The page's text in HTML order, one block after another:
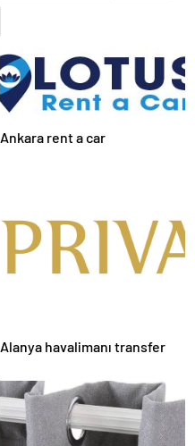
Ankara rent a car
Alanya havalimanı transfer